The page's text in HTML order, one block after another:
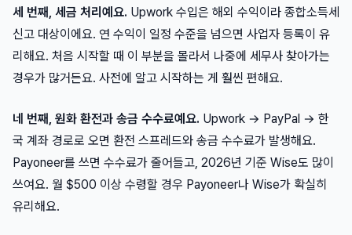
세 번째, 세금 처리예요. Upwork 수입은 해외 수익이라 종합소득세
신고 대상이에요. 연 수익이 일정 수준을 넘으면 사업자 등록이 유
리해요. 처음 시작할 때 이 부분을 몰라서 나중에 세무사 찾아가는
경우가 많거든요. 사전에 알고 시작하는 게 훨씬 편해요.
네 번째, 원화 환전과 송금 수수료예요. Upwork → PayPal → 한
국 계좌 경로로 오면 환전 스프레드와 송금 수수료가 발생해요.
Payoneer를 쓰면 수수료가 줄어들고, 2026년 기준 Wise도 많이
쓰여요. 월 $500 이상 수령할 경우 Payoneer나 Wise가 확실히
유리해요.